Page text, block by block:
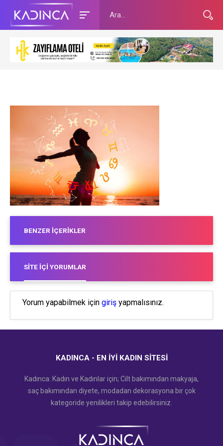
BENZER İÇERIKLER
SITE İÇI YORUMLAR
Yorum yapabilmek için giriş yapmalısınız.
KADINCA - EN İYI KADIN SITESI
Kadınca: Kadın ve Kadınlar için; Cilt bakımından makyaja,
saç bakımından diyete, modadan dekorasyona bir çok
kategoride yenilikleri takip edebilirsiniz.